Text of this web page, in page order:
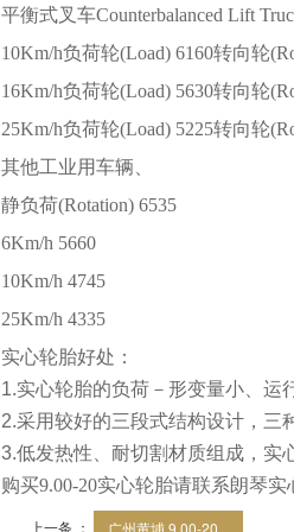
平衡式叉车Counterbalanced Lift
10Km/h负荷轮(Load) 6160转向轮
16Km/h负荷轮(Load) 5630转向轮
25Km/h负荷轮(Load) 5225转向轮
其他工业用车辆、
静负荷(Rotation) 6535
6Km/h 5660
10Km/h 4745
25Km/h 4335
实心轮胎好处：
1.实心轮胎的负荷－形变量小、运
2.采用较好的三段式结构设计，三
3.低发热性、耐切割材质组成，实
购买9.00-20实心轮胎请联系朗琴实
上一条 ： 广州黄埔 9.00-20...